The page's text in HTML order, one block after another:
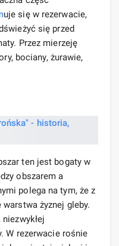
uje się w rezerwacie,
się przed
Przez mierzeję
bociany, żurawie,
ten jest bogaty w
obszarem a
polega na tym, że z
żyznej gleby.
W rezerwacie rośnie